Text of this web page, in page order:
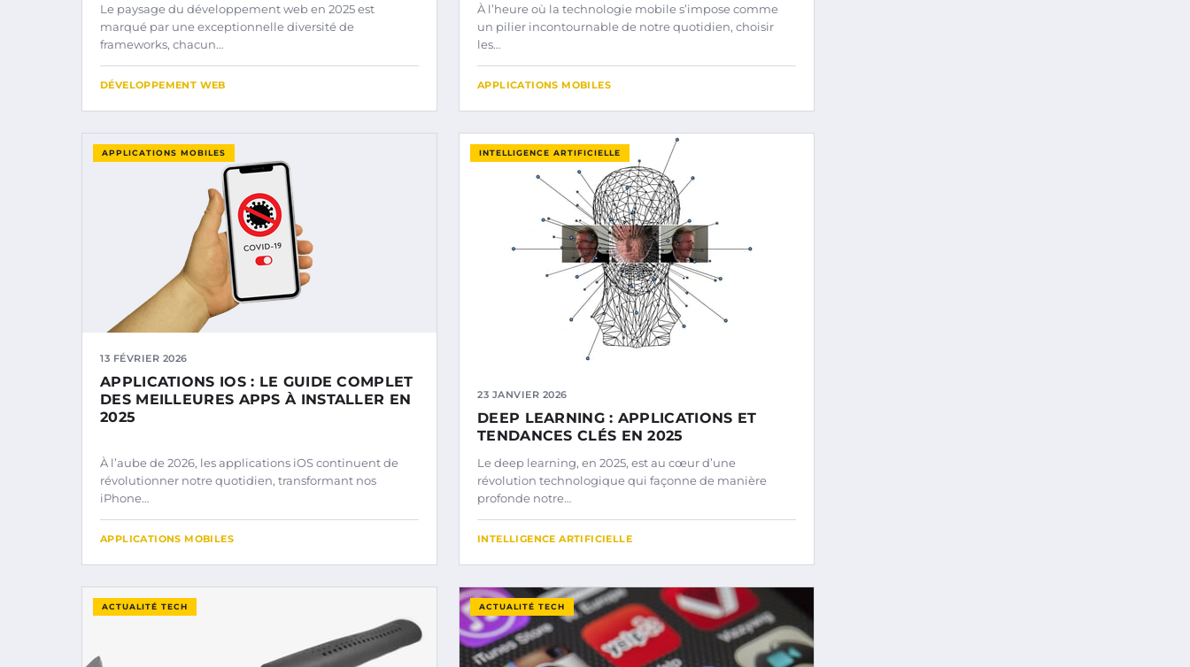
Le paysage du développement web en 2025 est
marqué par une exceptionnelle diversité de
frameworks, chacun…
DÉVELOPPEMENT WEB
À l’heure où la technologie mobile s’impose comme
un pilier incontournable de notre quotidien, choisir
les…
APPLICATIONS MOBILES
APPLICATIONS MOBILES
13 FÉVRIER 2026
APPLICATIONS IOS : LE GUIDE COMPLET
DES MEILLEURES APPS À INSTALLER EN
2025
À l’aube de 2026, les applications iOS continuent de
révolutionner notre quotidien, transformant nos
iPhone…
APPLICATIONS MOBILES
INTELLIGENCE ARTIFICIELLE
23 JANVIER 2026
DEEP LEARNING : APPLICATIONS ET
TENDANCES CLÉS EN 2025
Le deep learning, en 2025, est au cœur d’une
révolution technologique qui façonne de manière
profonde notre…
INTELLIGENCE ARTIFICIELLE
ACTUALITÉ TECH ACTUALITÉ TECH